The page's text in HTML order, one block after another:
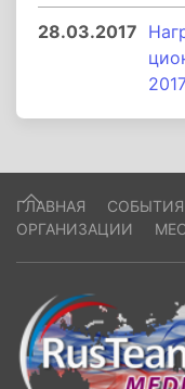
28.03.2017
ГЛАВНАЯ СОБЫТИЯ
ОРГАНИЗАЦИИ